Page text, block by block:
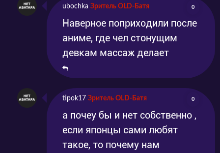
ubochka Зритель OLD-Батя 0
Наверное поприходили после
аниме, где чел стонущим
девкам массаж делает
tipok17 Зритель OLD-Батя 0
а почеу бы и нет собственно ,
если японцы сами любят
такое, то почему нам